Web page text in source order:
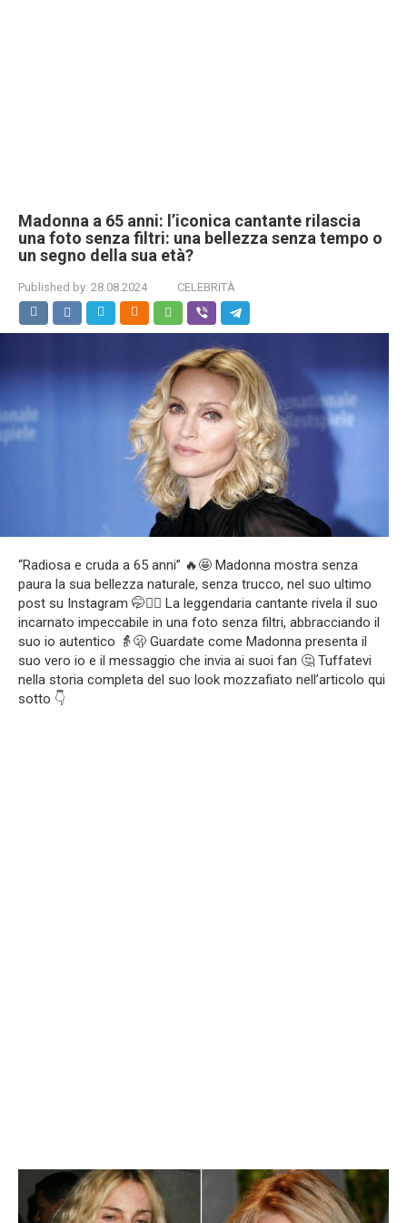
Madonna a 65 anni: l’iconica cantante rilascia
una foto senza filtri: una bellezza senza tempo o
un segno della sua età?
Published by: 28.08.2024 CELEBRITÀ
“Radiosa e cruda a 65 anni” 🔥🤩 Madonna mostra senza
paura la sua bellezza naturale, senza trucco, nel suo ultimo
post su Instagram 🤭❤️‍🔥 La leggendaria cantante rivela il suo
incarnato impeccabile in una foto senza filtri, abbracciando il
suo io autentico 👵🫢 Guardate come Madonna presenta il
suo vero io e il messaggio che invia ai suoi fan 🤔 Tuffatevi
nella storia completa del suo look mozzafiato nell’articolo qui
sotto 👇